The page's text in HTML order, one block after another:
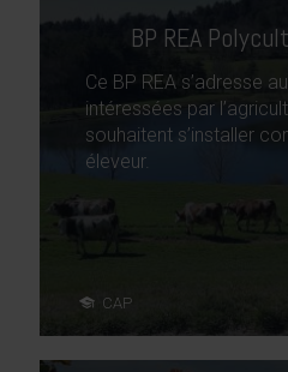
BP REA
Ce BP REA s’adresse
intéressées par
souhaitent s’installer
éleveur.
CAP